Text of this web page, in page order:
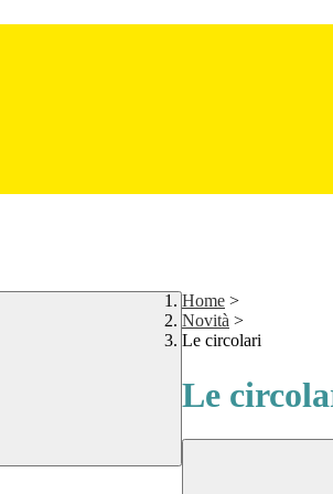
Home >
Novità >
Le circolari
Le